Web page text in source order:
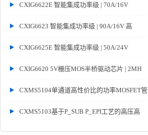
CXIG6622E 智能集成功率级 | 70A/16V
CXIG6623 智能集成功率级 | 90A/16V 高
CXIG6625E 智能集成功率级 | 50A/24V
CXIG6620 5V栅压MOS半桥驱动芯片 | 2MH
CXMS5104单通道高性价比的功率MOSFET管
CXMS5103基于P_SUB P_EPI工艺的高压高